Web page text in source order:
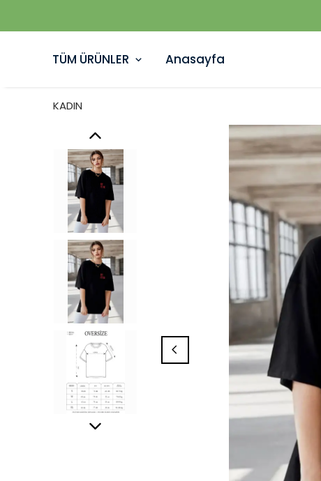
TÜM ÜRÜNLER Anasayfa
KADIN